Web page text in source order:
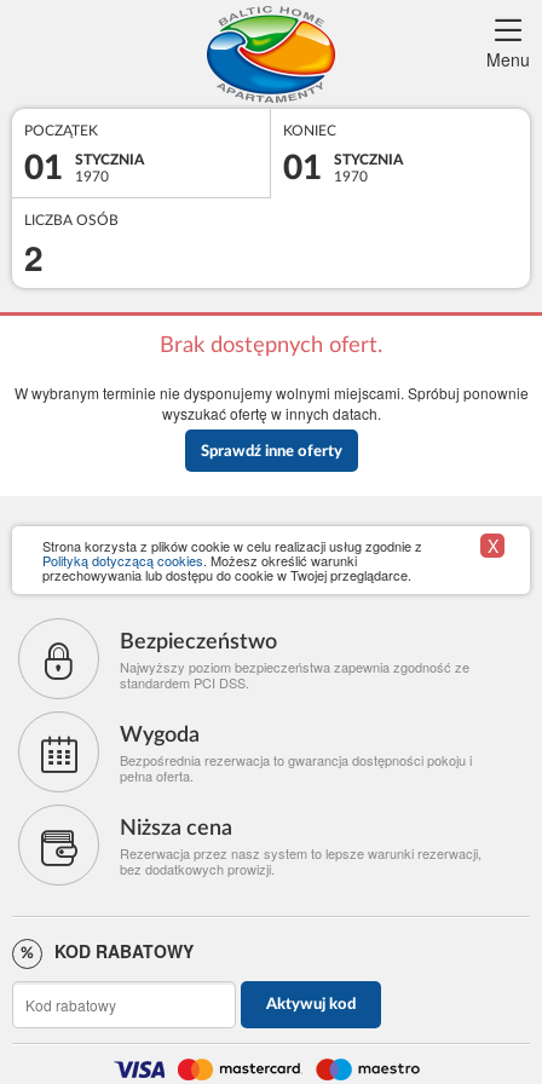
Menu
POCZĄTEK
01
STYCZNIA
1970
KONIEC
01
STYCZNIA
1970
LICZBA OSÓB
2
Brak dostępnych ofert.
W wybranym terminie nie dysponujemy wolnymi miejscami. Spróbuj ponownie
wyszukać ofertę w innych datach.
Sprawdź inne oferty
Strona korzysta z plików cookie w celu realizacji usług zgodnie z
Polityką dotyczącą cookies. Możesz określić warunki
przechowywania lub dostępu do cookie w Twojej przeglądarce.
X
Bezpieczeństwo
Najwyższy poziom bezpieczeństwa zapewnia zgodność ze
standardem PCI DSS.
Wygoda
Bezpośrednia rezerwacja to gwarancja dostępności pokoju i
pełna oferta.
Niższa cena
Rezerwacja przez nasz system to lepsze warunki rezerwacji,
bez dodatkowych prowizji.
KOD RABATOWY
Aktywuj kod